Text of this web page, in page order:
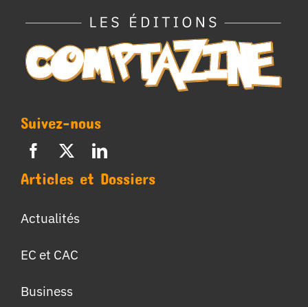
Suivez-nous
Articles et Dossiers
Actualités
EC et CAC
Business